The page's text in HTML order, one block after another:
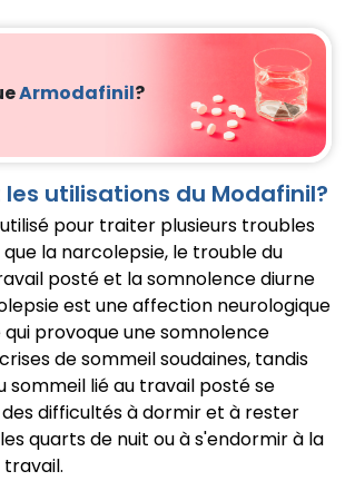
Armodafinil?
les utilisations du Modafinil?
pour traiter plusieurs troubles
la narcolepsie, le trouble du
posté et la somnolence diurne
est une affection neurologique
provoque une somnolence
de sommeil soudaines, tandis
sommeil lié au travail posté se
difficultés à dormir et à rester
quarts de nuit ou à s'endormir à la